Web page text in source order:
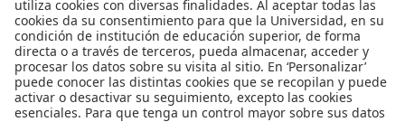
Facultad de Ciencias
Academia de Ciencias
FAQ
Contacto